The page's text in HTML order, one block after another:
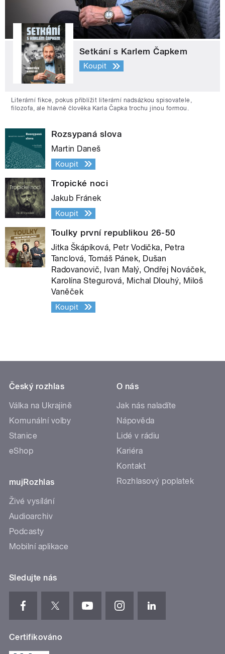
Setkání s Karlem Čapkem
Koupit
Literární fikce, pokus přiblížit literární nadsázkou spisovatele,
filozofa, ale hlavně člověka Karla Čapka trochu jinou formou.
Rozsypaná slova
Martin Daneš
Koupit
Tropické noci
Jakub Fránek
Koupit
Toulky první republikou 26-50
Jitka Škápíková, Petr Vodička, Petra
Tanclová, Tomáš Pánek, Dušan
Radovanovič, Ivan Malý, Ondřej Nováček,
Karolína Stegurová, Michal Dlouhý, Miloš
Vaněček
Koupit
Český rozhlas
Válka na Ukrajině
Komunální volby
Stanice
eShop
mujRozhlas
Živé vysílání
Audioarchiv
Podcasty
Mobilní aplikace
O nás
Jak nás naladíte
Nápověda
Lidé v rádiu
Kariéra
Kontakt
Rozhlasový poplatek
Sledujte nás
Certifikováno